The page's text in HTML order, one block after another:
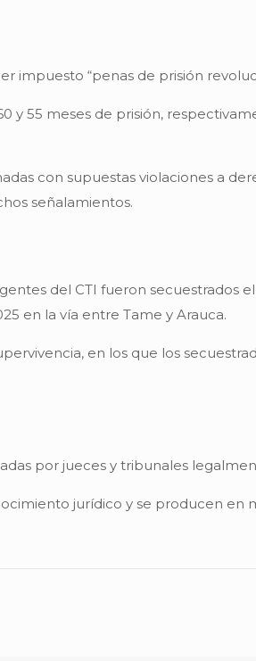
impuesto “penas de prisión
y 55 meses de prisión,
con supuestas violaciones a
señalamientos.
del CTI fueron secuestrados
en la vía entre Tame y Arauca.
en los que los
por jueces y tribunales
jurídico y se producen en